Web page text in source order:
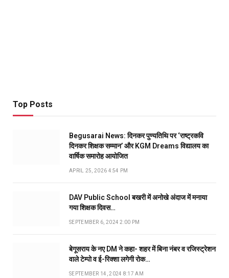
Top Posts
Begusarai News: दिनकर पुण्यतिथि पर ‘राष्ट्रकवि
दिनकर शिक्षक सम्मान’ और KGM Dreams विद्यालय का
वार्षिक समारोह आयोजित
APRIL 25, 2026 4:54 PM
DAV Public School बखरी में अनोखे अंदाज में मनाया
गया शिक्षक दिवस…
SEPTEMBER 6, 2024 2:00 PM
बेगूसराय के नए DM ने कहा- शहर में बिना नंबर व रजिस्ट्रेशन
वाले टेम्पो व ई-रिक्शा लगेगी रोक…
SEPTEMBER 14, 2024 8:17 AM